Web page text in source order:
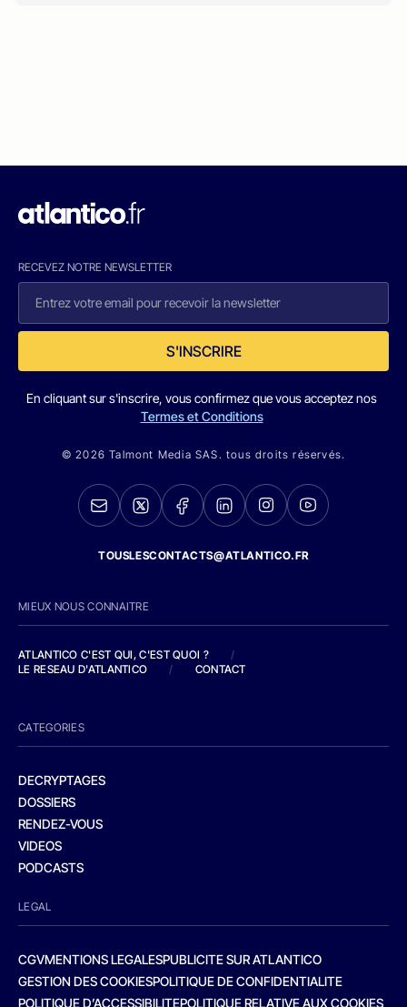
RECEVEZ NOTRE NEWSLETTER
S'INSCRIRE
En cliquant sur s'inscrire, vous confirmez que vous acceptez nos
Termes et Conditions
© 2026 Talmont Media SAS. tous droits réservés.
TOUSLESCONTACTS@ATLANTICO.FR
MIEUX NOUS CONNAITRE
ATLANTICO C'EST QUI, C'EST QUOI ?
/
LE RESEAU D'ATLANTICO
/ CONTACT
CATEGORIES
DECRYPTAGES
DOSSIERS
RENDEZ-VOUS
VIDEOS
PODCASTS
LEGAL
CGVMENTIONS LEGALESPUBLICITE SUR ATLANTICO
GESTION DES COOKIESPOLITIQUE DE CONFIDENTIALITE
POLITIQUE D’ACCESSIBILITEPOLITIQUE RELATIVE AUX COOKIES